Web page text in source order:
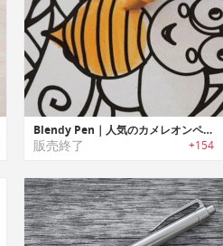
Blendy Pen｜人気のカメレオンペンをキッズ用に再設計したカラーブレンドマーカーペン「ブレンディーペン」
販売終了 +154